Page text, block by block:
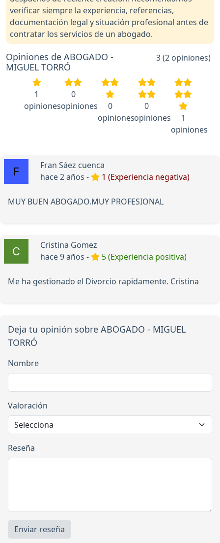
verificar siempre la experiencia, referencias,
documentación legal y situación profesional antes de
contratar los servicios de un abogado.
Opiniones de ABOGADO -
MIGUEL TORRÓ
3 (2 opiniones)
1
opiniones
0
opiniones
0
opiniones
0
opiniones
1
opiniones
Fran Sáez cuenca
hace 2 años -
1 (Experiencia negativa)
MUY BUEN ABOGADO.MUY PROFESIONAL
Cristina Gomez
hace 9 años -
5 (Experiencia positiva)
Me ha gestionado el Divorcio rapidamente. Cristina
Deja tu opinión sobre ABOGADO - MIGUEL
TORRÓ
Nombre
Valoración
Reseña
Enviar reseña